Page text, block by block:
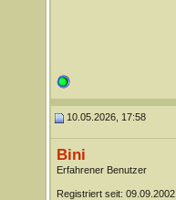
10.05.2026, 17:58
Bini
Erfahrener Benutzer
Registriert seit: 09.09.2002